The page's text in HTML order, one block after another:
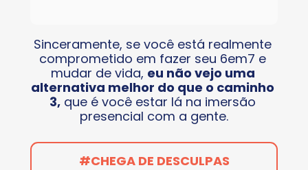
Sinceramente, se você está realmente
comprometido em fazer seu 6em7 e
mudar de vida, eu não vejo uma
alternativa melhor do que o caminho
3, que é você estar lá na imersão
presencial com a gente.
#CHEGA DE DESCULPAS